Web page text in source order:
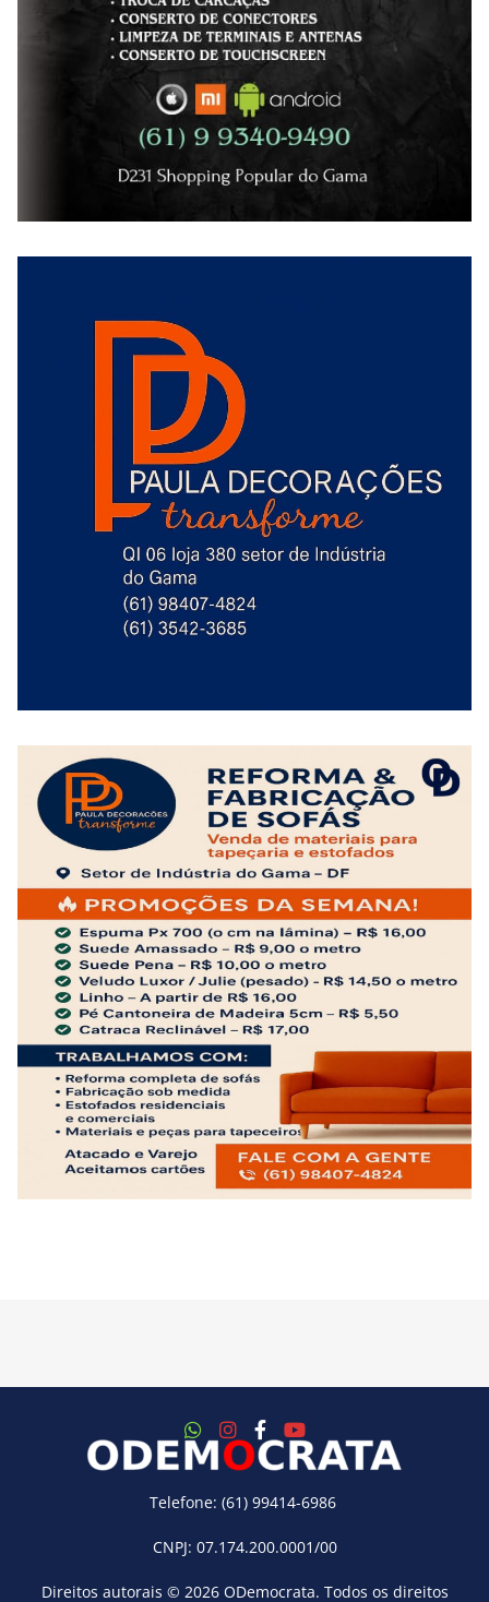
Telefone: (61) 99414-6986
CNPJ: 07.174.200.0001/00
Direitos autorais © 2026 ODemocrata. Todos os direitos